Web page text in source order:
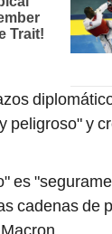
peligroso" y
es
cadenas de